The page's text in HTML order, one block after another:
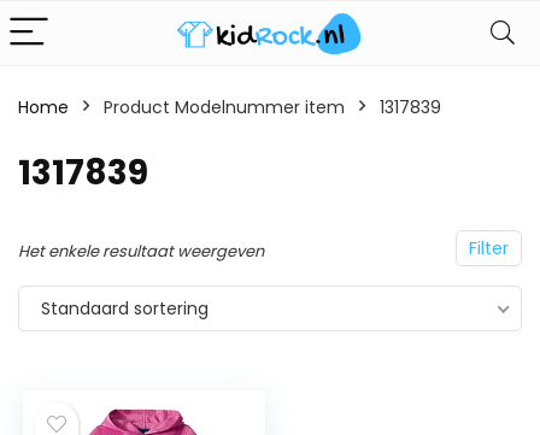
Home Product Modelnummer item 1317839
1317839
Filter
Het enkele resultaat weergeven
Standaard sortering